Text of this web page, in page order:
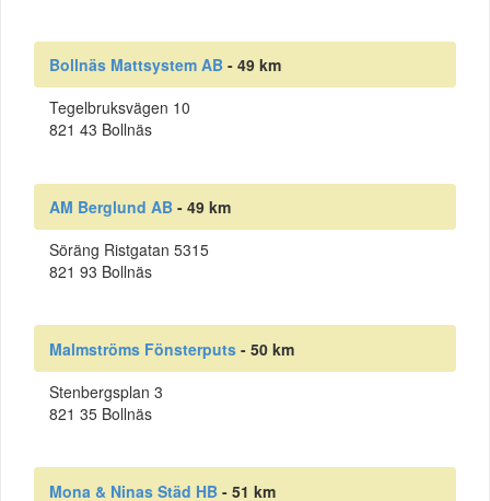
Bollnäs Mattsystem AB - 49 km
Tegelbruksvägen 10
821 43 Bollnäs
AM Berglund AB - 49 km
Söräng Ristgatan 5315
821 93 Bollnäs
Malmströms Fönsterputs - 50 km
Stenbergsplan 3
821 35 Bollnäs
Mona & Ninas Städ HB - 51 km